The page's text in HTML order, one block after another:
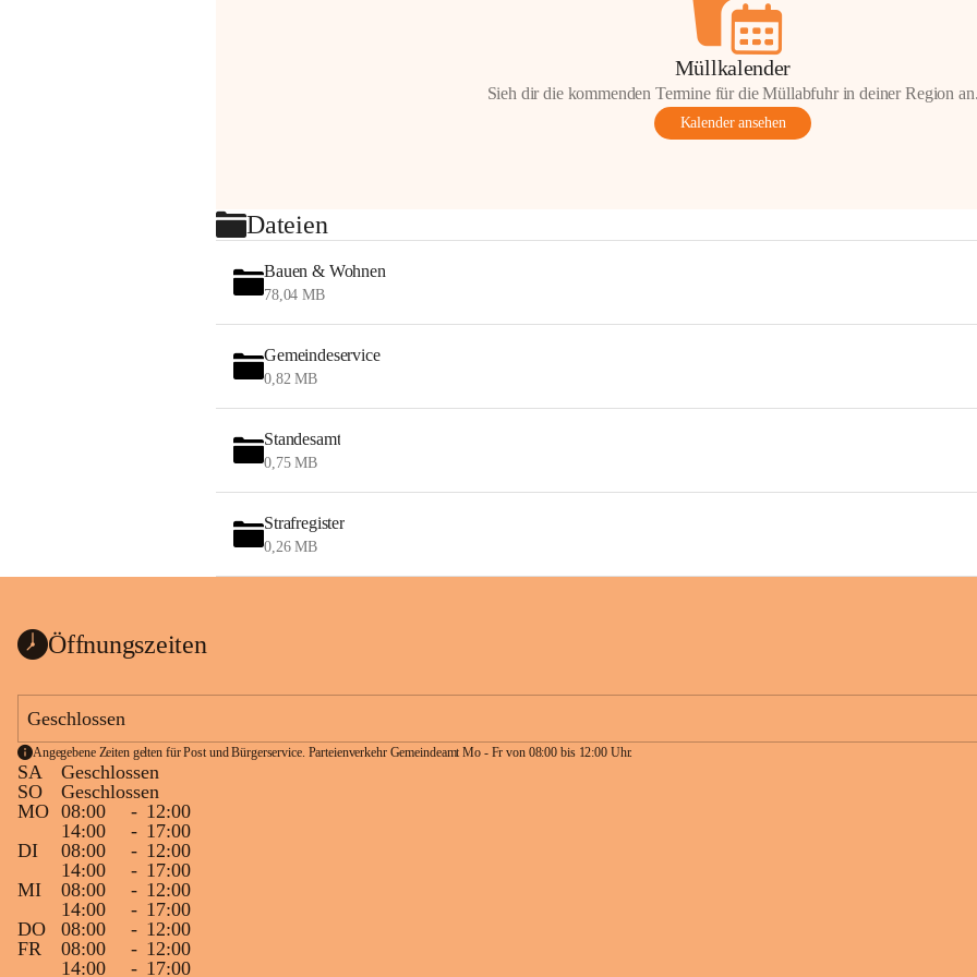
Müllkalender
Sieh dir die kommenden Termine für die Müllabfuhr in deiner Region
Kalender ansehen
Dateien
Bauen & Wohnen
78,04 MB
Gemeindeservice
0,82 MB
Standesamt
0,75 MB
Strafregister
0,26 MB
Öffnungszeiten
Geschlossen
Angegebene Zeiten gelten für Post und Bürgerservice. Parteienverkehr Gemeindeamt Mo - Fr von 08:00 bis 12:00 Uhr.
SA
Geschlossen
SO
Geschlossen
MO 08:00 - 12:00
14:00
- 17:00
DI
08:00 - 12:00
14:00
- 17:00
MI
08:00 - 12:00
14:00
- 17:00
DO
08:00 - 12:00
FR
08:00 - 12:00
14:00
- 17:00